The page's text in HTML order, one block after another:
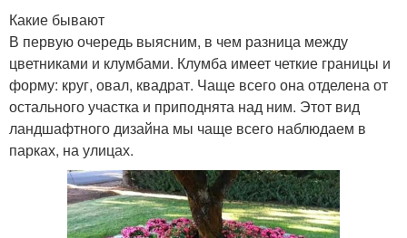
Какие бывают
В первую очередь выясним, в чем разница между
цветниками и клумбами. Клумба имеет четкие границы и
форму: круг, овал, квадрат. Чаще всего она отделена от
остального участка и приподнята над ним. Этот вид
ландшафтного дизайна мы чаще всего наблюдаем в
парках, на улицах.